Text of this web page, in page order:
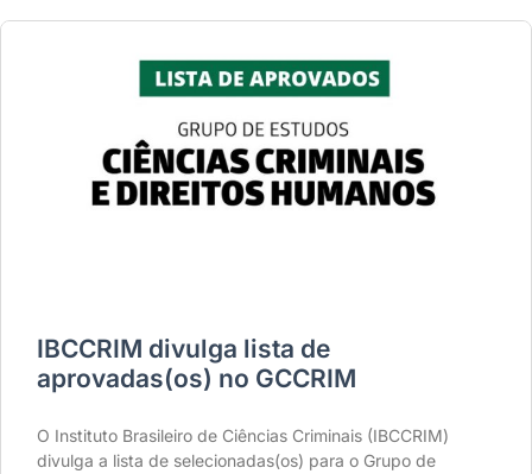
IBCCRIM divulga lista de
aprovadas(os) no GCCRIM
O Instituto Brasileiro de Ciências Criminais (IBCCRIM)
divulga a lista de selecionadas(os) para o Grupo de